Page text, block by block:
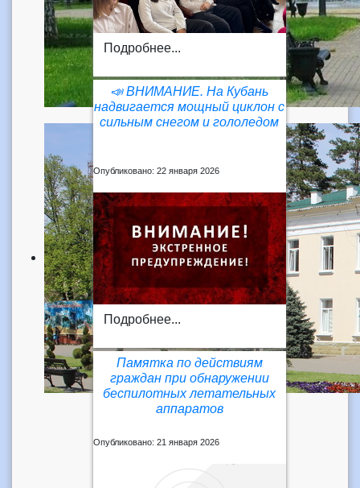
Подробнее...
📣 ВНИМАНИЕ. На Кубань
надвигается мощный циклон с
сильным снегом и гололедом
Опубликовано: 22 января 2026
Подробнее...
Памятка по действиям
граждан при обнаружении
беспилотных летательных
аппаратов
Опубликовано: 21 января 2026